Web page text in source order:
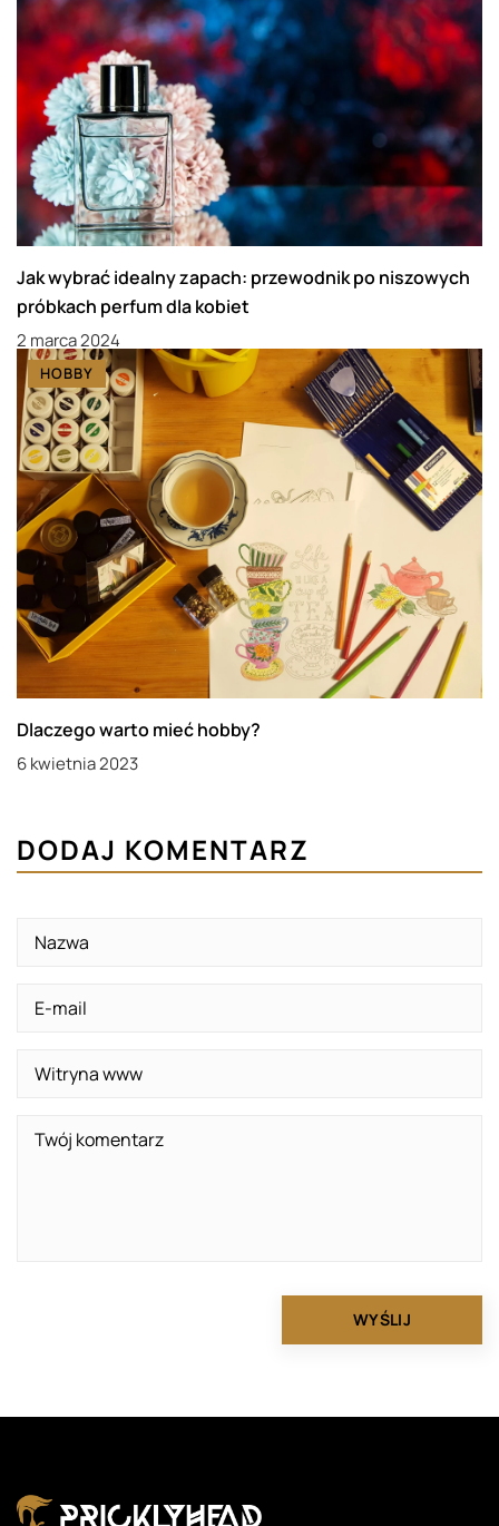
Jak wybrać idealny zapach: przewodnik po niszowych
próbkach perfum dla kobiet
2 marca 2024
HOBBY
Dlaczego warto mieć hobby?
6 kwietnia 2023
DODAJ KOMENTARZ